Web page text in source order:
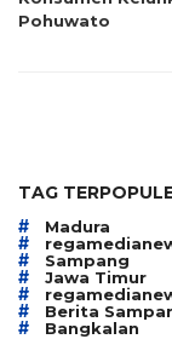
Pohuwato
TAG
# Madura
#
# Sampang
# Jawa Timur
#
# Berita
# Bangkalan